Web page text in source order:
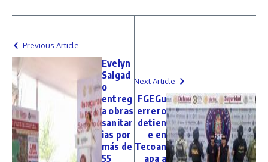
Previous Article
Evelyn
Salgad
o
entreg
a obras
sanitar
ias por
más de
55
Next Article
FGEGu
errero
detien
e en
Tecoan
apa a